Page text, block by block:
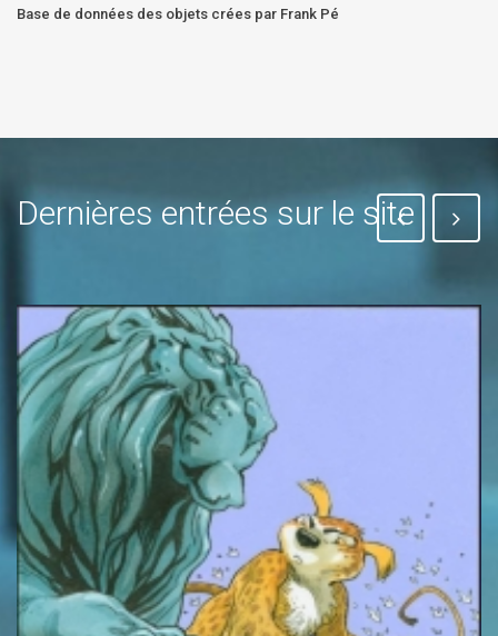
Base de données des objets crées par Frank Pé
Dernières entrées sur le site